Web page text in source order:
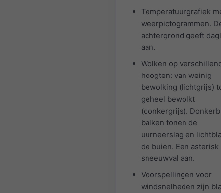
Temperatuurgrafiek
weerpictogrammen.
achtergrond geeft
aan.
Wolken op
hoogten: van weinig
bewolking (lichtgrijs)
geheel bewolkt
(donkergrijs).
balken tonen de
uurneerslag en
de buien. Een
sneeuwval aan.
Voorspellingen voor
windsnelheden zijn